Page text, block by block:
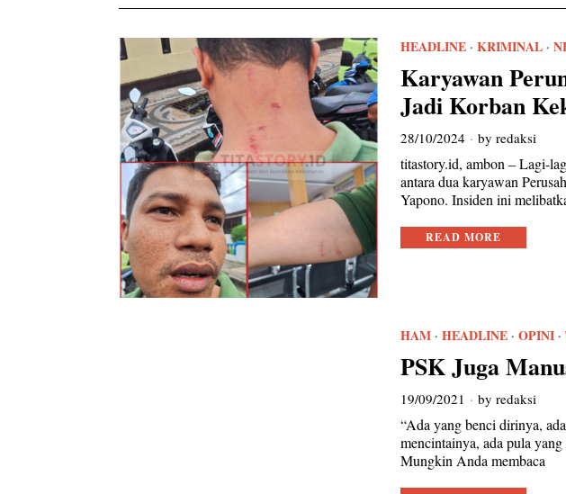
HEADLINE· KRIMINAL·
Karyawan
Jadi Korban
28/10/2024 byredaksi
titastory.id, ambon – Lagi-
antara dua karyawan
Yapono. Insiden ini
READ MORE
HAM· HEADLINE· OPINI·
PSK Juga
19/09/2021 byredaksi
“Ada yang benci dirinya,
mencintainya, ada pula
Mungkin Anda membaca